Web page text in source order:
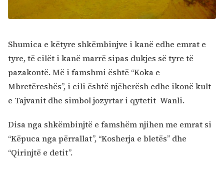
Shumica e këtyre shkëmbinjve i kanë edhe emrat e
tyre, të cilët i kanë marrë sipas dukjes së tyre të
pazakontë. Më i famshmi është “Koka e
Mbretëreshës”, i cili është njëherësh edhe ikonë kult
e Tajvanit dhe simbol jozyrtar i qytetit Wanli.
Disa nga shkëmbinjtë e famshëm njihen me emrat si
“Këpuca nga përrallat”, “Kosherja e bletës” dhe
“Qirinjtë e detit”.